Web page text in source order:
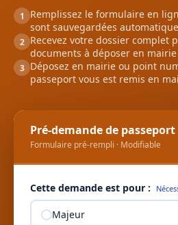
1
Remplissez le formulaire en
sont sauvegardées
2 Recevez votre dossier complet
documents à déposer en mairie
3 Déposez en mairie ou point
passeport vous est remis en
Pré-demande de passeport
Formulaire pré-rempli · Modifiable
Cette demande est pour :
Majeur